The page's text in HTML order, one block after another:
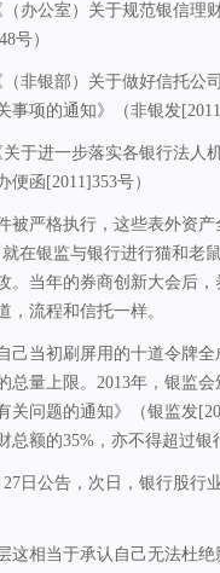
（办公室）关于规范银信理
号）
（非银部）关于做好信托公
事项的通知》（非银发
关于进一步落实各银行法人
便函[2011]353号）
被严格执行，这些表外资
在银监与银行进行猫和老
。当年的券商创新大会后
，流程和信托一样。
己当初刷屏用的十道令牌
总量上限。2013年，银监
关问题的通知》（银监发
总额的35%，亦不得超过银
日公告，次日，银行股行
这相当于承认自己无法杜